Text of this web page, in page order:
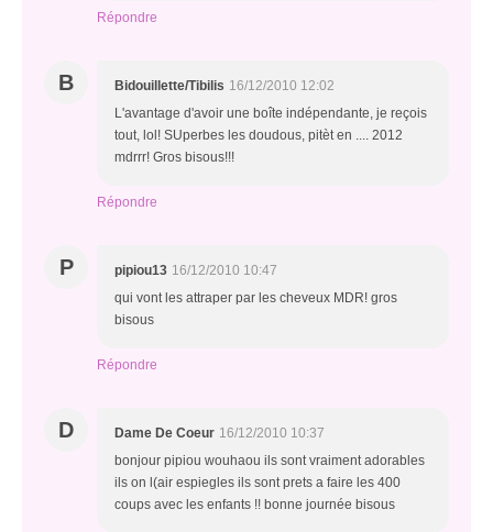
Répondre
B Bidouillette/Tibilis 16/12/2010 12:02
L'avantage d'avoir une boîte indépendante, je reçois
tout, lol! SUperbes les doudous, pitèt en .... 2012
mdrrr! Gros bisous!!!
Répondre
P pipiou13 16/12/2010 10:47
qui vont les attraper par les cheveux MDR! gros
bisous
Répondre
D Dame De Coeur 16/12/2010 10:37
bonjour pipiou wouhaou ils sont vraiment adorables
ils on l(air espiegles ils sont prets a faire les 400
coups avec les enfants !! bonne journée bisous